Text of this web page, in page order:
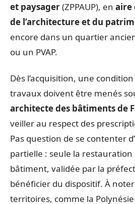
et paysager(ZPPAUP), en aire
de l’architecture et du
encore dans un quartier
ou un PVAP.
Dès l’acquisition, une condition
travaux doivent être menés
architecte des bâtiments de
veiller au respect des
Pas question de se contenter
partielle : seule la restauration
bâtiment, validée par la
bénéficier du dispositif. À
territoires, comme la